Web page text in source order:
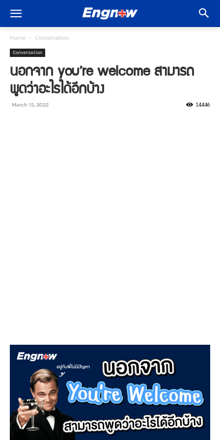
Home Conversation
Conversation
นอกจาก you’re welcome สามารถ
พูดว่าอะไรได้อีกบ้าง
March 15, 2022 14446